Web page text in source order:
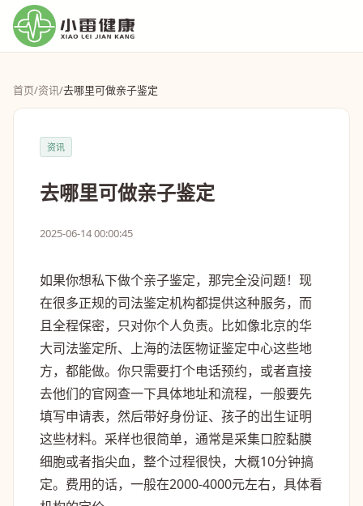
首页/资讯/去哪里可做亲子鉴定
资讯
去哪里可做亲子鉴定
2025-06-14 00:00:45
如果你想私下做个亲子鉴定，那完全没问题！现
在很多正规的司法鉴定机构都提供这种服务，而
且全程保密，只对你个人负责。比如像北京的华
大司法鉴定所、上海的法医物证鉴定中心这些地
方，都能做。你只需要打个电话预约，或者直接
去他们的官网查一下具体地址和流程，一般要先
填写申请表，然后带好身份证、孩子的出生证明
这些材料。采样也很简单，通常是采集口腔黏膜
细胞或者指尖血，整个过程很快，大概10分钟搞
定。费用的话，一般在2000-4000元左右，具体看